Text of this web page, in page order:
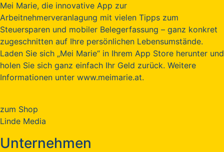
Mei Marie, die innovative App zur
Arbeitnehmerveranlagung mit vielen Tipps zum
Steuersparen und mobiler Belegerfassung – ganz konkret
zugeschnitten auf Ihre persönlichen Lebensumstände.
Laden Sie sich „Mei Marie“ in Ihrem App Store herunter und
holen Sie sich ganz einfach Ihr Geld zurück. Weitere
Informationen unter www.meimarie.at.
zum Shop
Linde Media
Unternehmen